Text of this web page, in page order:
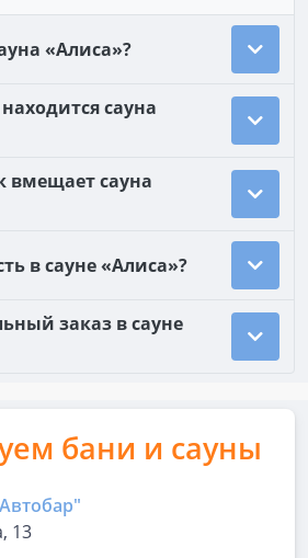
«Алиса»?
сауна
вмещает сауна
в сауне «Алиса»?
заказ в сауне
бани и сауны
13